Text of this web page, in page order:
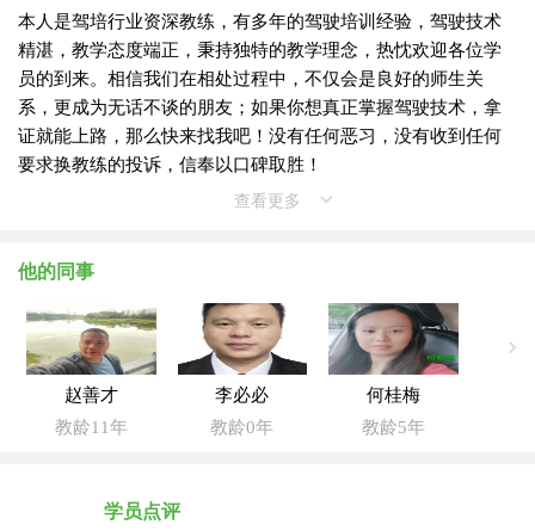
本人是驾培行业资深教练，有多年的驾驶培训经验，驾驶技术
精湛，教学态度端正，秉持独特的教学理念，热忱欢迎各位学
员的到来。相信我们在相处过程中，不仅会是良好的师生关
系，更成为无话不谈的朋友；如果你想真正掌握驾驶技术，拿
证就能上路，那么快来找我吧！没有任何恶习，没有收到任何
要求换教练的投诉，信奉以口碑取胜！
查看更多
他的同事
赵善才
教龄11年
李必必
教龄0年
何桂梅
教龄5年
学员点评